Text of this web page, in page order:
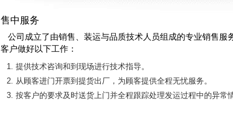
售中服务
公司成立了由销售、装运与品质技术人员组成的专业销售服
客户做好以下工作：
提供技术咨询和到现场进行技术指导。
从顾客进门开票到提货出厂，为顾客提供全程无忧服务。
按客户的要求及时送货上门并全程跟踪处理发运过程中的异常情